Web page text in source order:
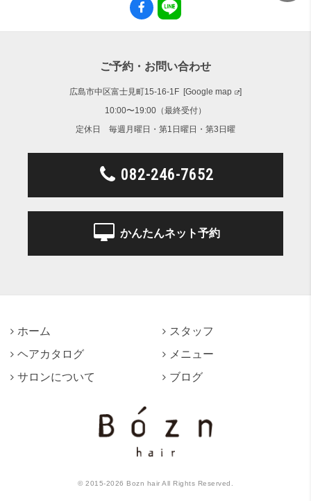
ご予約・お問い合わせ
広島市中区富士見町15-16-1F [Google map
]
10:00〜19:00（最終受付）
定休日 毎週月曜日・第1日曜日・第3日曜
082-246-7652
かんたんネット予約
ホーム
スタッフ
ヘアカタログ
メニュー
サロンについて
ブログ
© 2015-2026 Bozn hair All Rights Reserved.